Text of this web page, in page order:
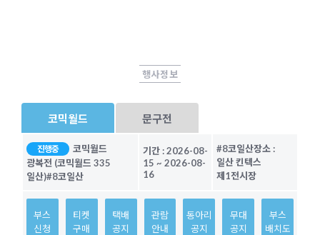
행사정보
코믹월드 문구전
진행중
코믹월드
광복전 (코믹월드 335
일산)#8코일산
기간 :2026-08-
15 ~ 2026-08-
16
#8코일산장소 :
일산 킨텍스
제1전시장
부스
신청
티켓
구매
택배
공지
관람
안내
동아리
공지
무대
공지
부스
배치도